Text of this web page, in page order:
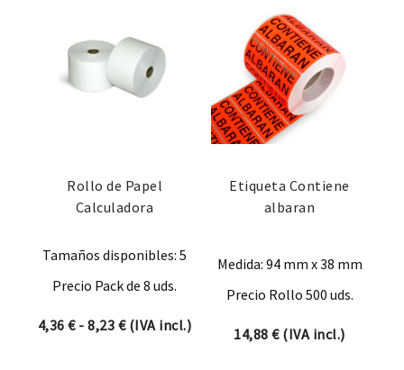
Rollo de Papel
Calculadora
Tamaños disponibles: 5
Precio Pack de 8 uds.
4,36€ - 8,23 €Rango de precios: desde 4,36 € hasta 8,23 €
(IVA incl.)
Etiqueta Contiene
albaran
Medida: 94 mm x 38 mm
Precio Rollo 500 uds.
14,88€(IVA incl.)